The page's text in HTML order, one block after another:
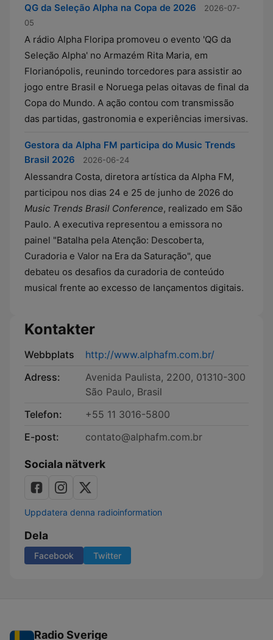
QG da Seleção Alpha na Copa de 2026
2026-07-
05
A rádio Alpha Floripa promoveu o evento 'QG da
Seleção Alpha' no Armazém Rita Maria, em
Florianópolis, reunindo torcedores para assistir ao
jogo entre Brasil e Noruega pelas oitavas de final da
Copa do Mundo. A ação contou com transmissão
das partidas, gastronomia e experiências imersivas.
Gestora da Alpha FM participa do Music Trends
Brasil 2026
2026-06-24
Alessandra Costa, diretora artística da Alpha FM,
participou nos dias 24 e 25 de junho de 2026 do
Music Trends Brasil Conference, realizado em São
Paulo. A executiva representou a emissora no
painel "Batalha pela Atenção: Descoberta,
Curadoria e Valor na Era da Saturação", que
debateu os desafios da curadoria de conteúdo
musical frente ao excesso de lançamentos digitais.
Kontakter
Webbplats
http://www.alphafm.com.br/
Adress:
Avenida Paulista, 2200, 01310-300
São Paulo, Brasil
Telefon:
+55 11 3016-5800
E-post:
contato@alphafm.com.br
Sociala nätverk
Uppdatera denna radioinformation
Dela
Facebook Twitter
Radio Sverige